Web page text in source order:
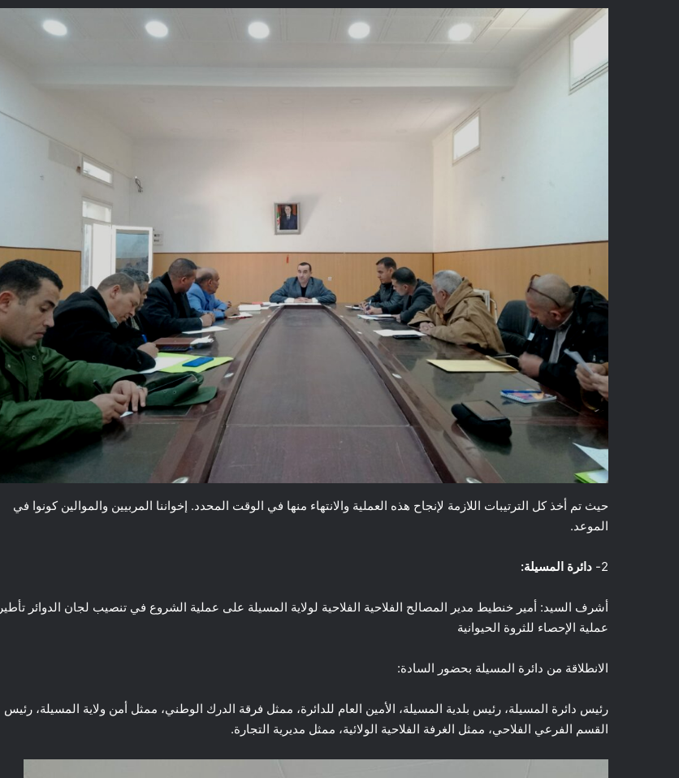
حيث تم أخذ كل الترتيبات اللازمة لإنجاح هذه العملية والانتهاء منها في الوقت المحدد. إخواننا المربيين والموالين كونوا في
الموعد.
2- دائرة المسيلة:
أشرف السيد: أمير خنطيط مدير المصالح الفلاحية الفلاحية لولاية المسيلة على عملية الشروع في تنصيب لجان الدوائر تأطير
عملية الإحصاء للثروة الحيوانية
الانطلاقة من دائرة المسيلة بحضور السادة:
رئيس دائرة المسيلة، رئيس بلدية المسيلة، الأمين العام للدائرة، ممثل فرقة الدرك الوطني، ممثل أمن ولاية المسيلة، رئيس
القسم الفرعي الفلاحي، ممثل الغرفة الفلاحية الولائية، ممثل مديرية التجارة.